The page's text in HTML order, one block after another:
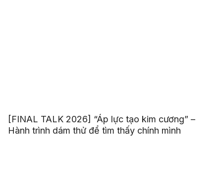
[FINAL TALK 2026] “Áp lực tạo kim cương” –
Hành trình dám thử để tìm thấy chính mình